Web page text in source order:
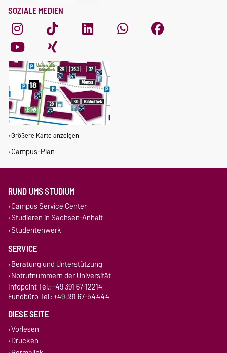
SOZIALE MEDIEN
Größere Karte anzeigen
Campus-Plan
RUND UMS STUDIUM
Campus Service Center
Studieren in Sachsen-Anhalt
Studentenwerk
SERVICE
Beratung und Unterstützung
Notrufnummern der Universität
Infopoint Tel.: +49 391 67-12214
Fundbüro Tel.: +49 391 67-54444
DIESE SEITE
Vorlesen
Drucken